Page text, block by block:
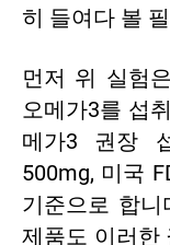
히 들여다 볼
먼저 위 실험
오메가3를 섭
메가3 권장
500mg, 미국
기준으로 합
제품도 이러한